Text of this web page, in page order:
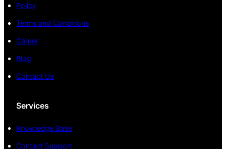
Policy
Terms and Conditions
Career
Blog
Contact Us
Services
Knowledge Base
Contact Support